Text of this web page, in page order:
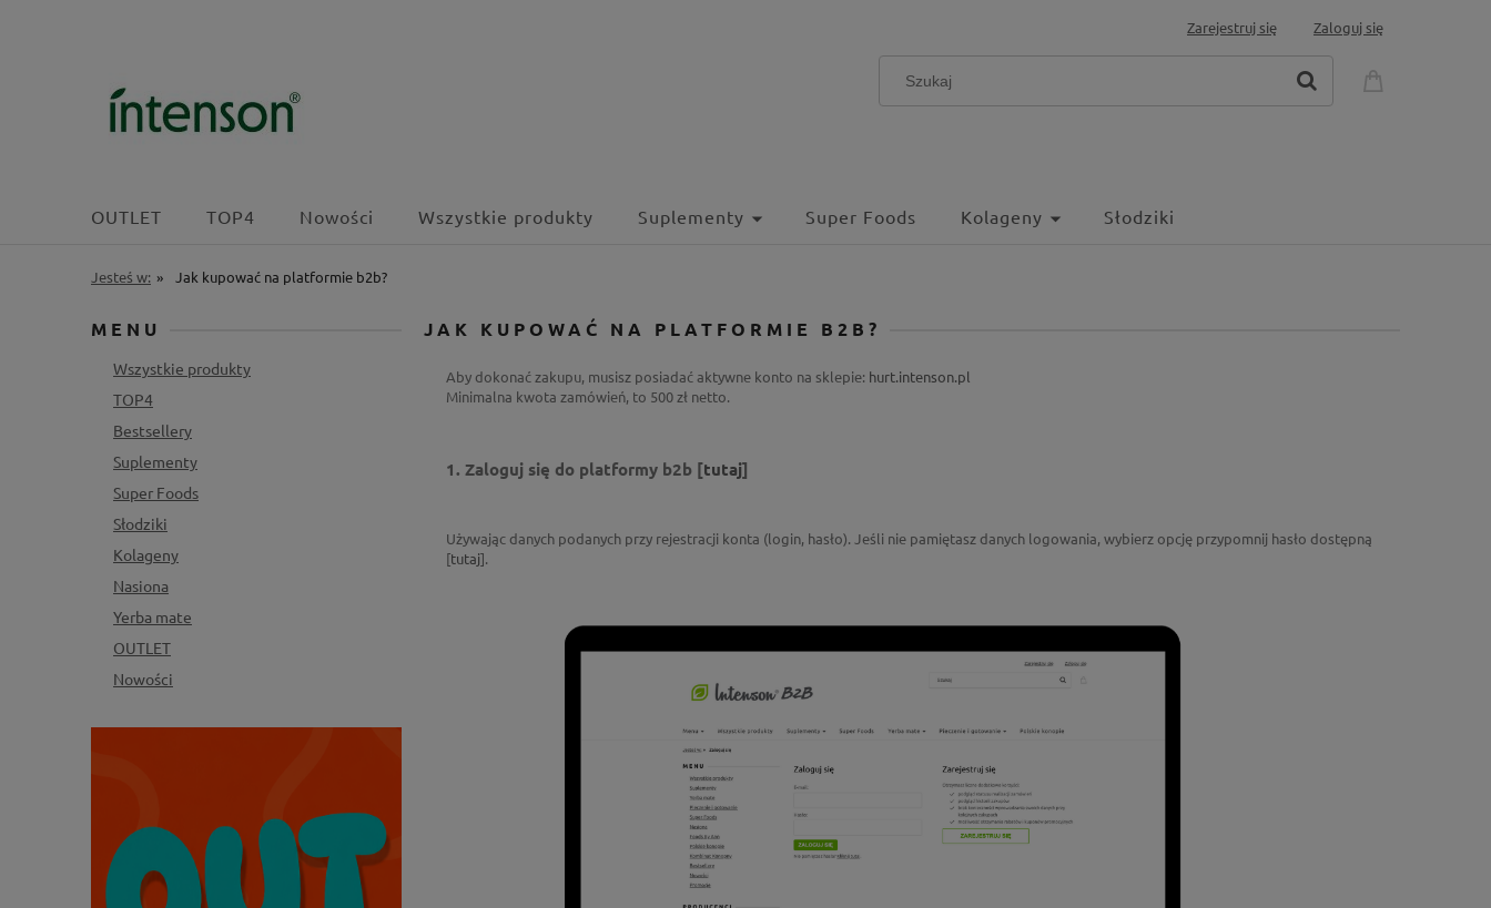
Zarejestruj się Zaloguj się
OUTLET TOP4 Nowości Wszystkie produkty Suplementy Super Foods Kolageny Słodziki
Jesteś w: » Jak kupować na platformie b2b?
MENU
Wszystkie produkty
TOP4
Bestsellery
Suplementy
Super Foods
Słodziki
Kolageny
Nasiona
Yerba mate
OUTLET
Nowości
JAK KUPOWAĆ NA PLATFORMIE B2B?
Aby dokonać zakupu, musisz posiadać aktywne konto na sklepie: hurt.intenson.pl
Minimalna kwota zamówień, to 500 zł netto.
1. Zaloguj się do platformy b2b [tutaj]
Używając danych podanych przy rejestracji konta (login, hasło). Jeśli nie pamiętasz danych logowania, wybierz opcję przypomnij hasło dostępną
[tutaj].